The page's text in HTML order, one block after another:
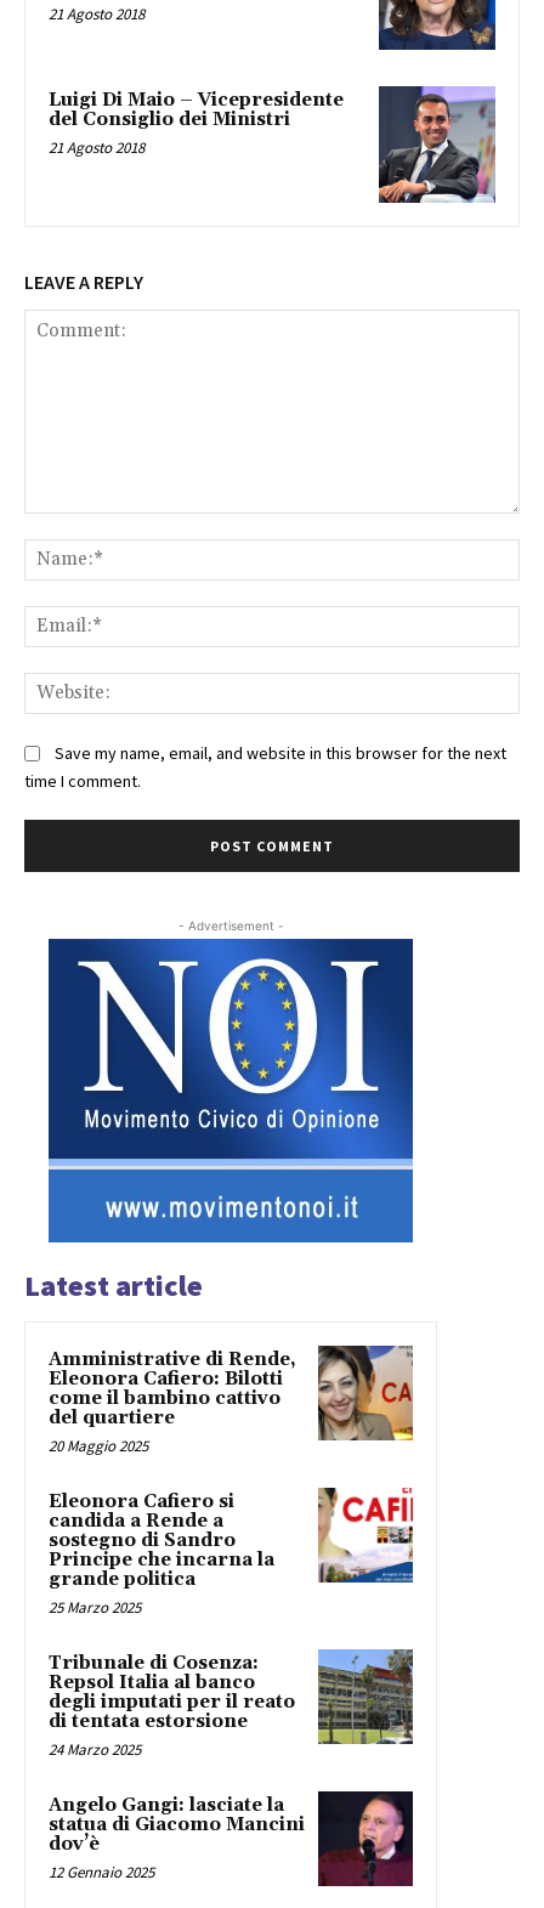
21 Agosto 2018
Luigi Di Maio – Vicepresidente
del Consiglio dei Ministri
21 Agosto 2018
LEAVE A REPLY
Save my name, email, and website in this browser for the next
time I comment.
- Advertisement -
Latest article
Amministrative di Rende,
Eleonora Cafiero: Bilotti
come il bambino cattivo
del quartiere
20 Maggio 2025
Eleonora Cafiero si
candida a Rende a
sostegno di Sandro
Principe che incarna la
grande politica
25 Marzo 2025
Tribunale di Cosenza:
Repsol Italia al banco
degli imputati per il reato
di tentata estorsione
24 Marzo 2025
Angelo Gangi: lasciate la
statua di Giacomo Mancini
dov’è
12 Gennaio 2025